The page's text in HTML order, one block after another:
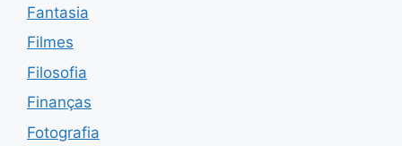
Fantasia
Filmes
Filosofia
Finanças
Fotografia